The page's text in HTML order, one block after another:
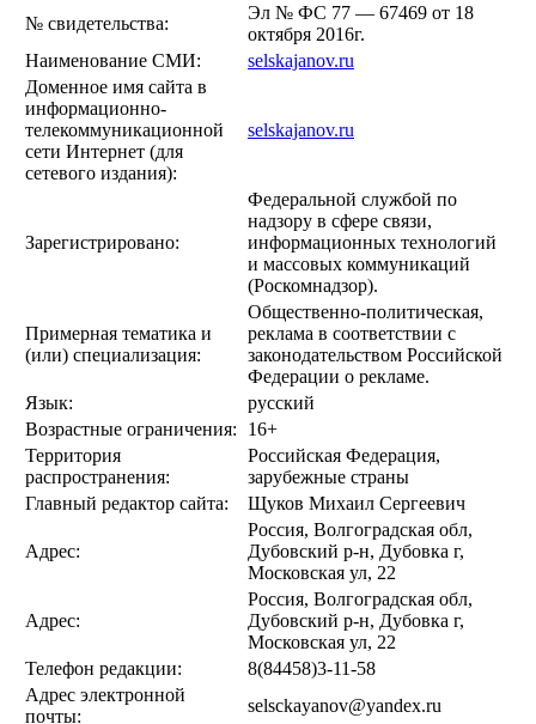
№ свидетельства:
Эл № ФС 77 — 67469 от 18
октября 2016г.
Наименование СМИ:
selskajanov.ru
Доменное имя сайта в
информационно-
телекоммуникационной
сети Интернет (для
сетевого издания):
selskajanov.ru
Зарегистрировано:
Федеральной службой по
надзору в сфере связи,
информационных технологий
и массовых коммуникаций
(Роскомнадзор).
Примерная тематика и
(или) специализация:
Общественно-политическая,
реклама в соответствии с
законодательством Российской
Федерации о рекламе.
Язык:
русский
Возрастные ограничения:
16+
Территория
распространения:
Российская Федерация,
зарубежные страны
Главный редактор сайта:
Щуков Михаил Сергеевич
Адрес:
Россия, Волгоградская обл,
Дубовский р-н, Дубовка г,
Московская ул, 22
Адрес:
Россия, Волгоградская обл,
Дубовский р-н, Дубовка г,
Московская ул, 22
Телефон редакции:
8(84458)3-11-58
Адрес электронной
почты:
selsckayanov@yandex.ru